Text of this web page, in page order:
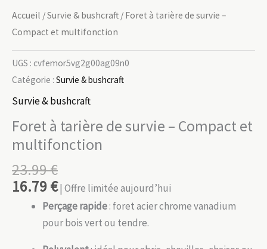
Accueil /Survie & bushcraft / Foret à tarière de survie –
Compact et multifonction
UGS : cvfemor5vg2g00ag09n0
Catégorie : Survie & bushcraft
Survie & bushcraft
Foret à tarière de survie – Compact et
multifonction
23.99€
16.79€| Offre limitée aujourd’hui
Perçage rapide: foret acier chrome vanadium
pour bois vert ou tendre.